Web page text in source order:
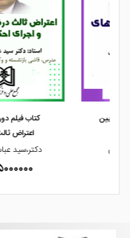
مشاهده و خرید
کتاب فیلم دوره آموزشی
اعتراض ثالث درفرآی
دکتر،سید عباس موسوی
۵۰۰۰۰۰۰ ریال